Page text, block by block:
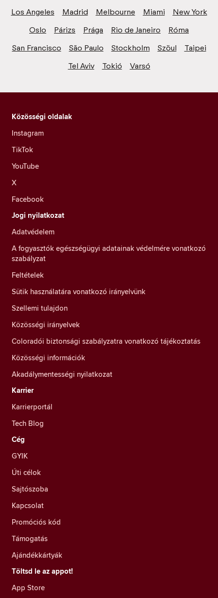
Los Angeles
Madrid Melbourne Miami
New York
Oslo
Párizs Prága Rio de Janeiro
Róma
San Francisco
São Paulo Stockholm Szöul
Taipei
Tel Aviv
Tokió Varsó
Közösségi oldalak
Instagram
TikTok
YouTube
X
Facebook
Jogi nyilatkozat
Adatvédelem
A fogyasztók egészségügyi adatainak védelmére vonatkozó
szabályzat
Feltételek
Sütik használatára vonatkozó irányelvünk
Szellemi tulajdon
Közösségi irányelvek
Coloradói biztonsági szabályzatra vonatkozó tájékoztatás
Közösségi információk
Akadálymentességi nyilatkozat
Karrier
Karrierportál
Tech Blog
Cég
GYIK
Úti célok
Sajtószoba
Kapcsolat
Promóciós kód
Támogatás
Ajándékkártyák
Töltsd le az appot!
App Store